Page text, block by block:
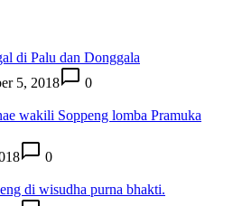
di Palu dan Donggala
5, 2018
0
wakili Soppeng lomba Pramuka
0
di wisudha purna bhakti.